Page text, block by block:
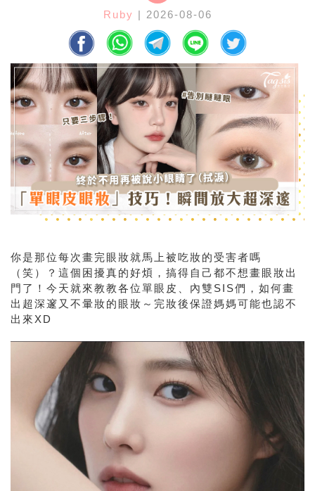
Ruby | 2026-08-06
你是那位每次畫完眼妝就馬上被吃妝的受害者嗎
（笑）？這個困擾真的好煩，搞得自己都不想畫眼妝出
門了！今天就來教教各位單眼皮、內雙SIS們，如何畫
出超深邃又不暈妝的眼妝～完妝後保證媽媽可能也認不
出來XD